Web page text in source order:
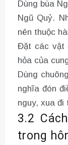
Dùng bùa
Ngũ Quỷ.
nên thuộc
Đặt các vật
hỏa của
Dùng
nghĩa đón
nguy, xua đi
3.2
trong